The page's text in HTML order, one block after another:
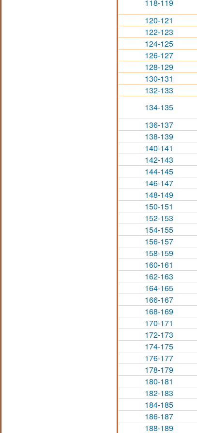
118-119
120-121
122-123
124-125
126-127
128-129
130-131
132-133
134-135
136-137
138-139
140-141
142-143
144-145
146-147
148-149
150-151
152-153
154-155
156-157
158-159
160-161
162-163
164-165
166-167
168-169
170-171
172-173
174-175
176-177
178-179
180-181
182-183
184-185
186-187
188-189